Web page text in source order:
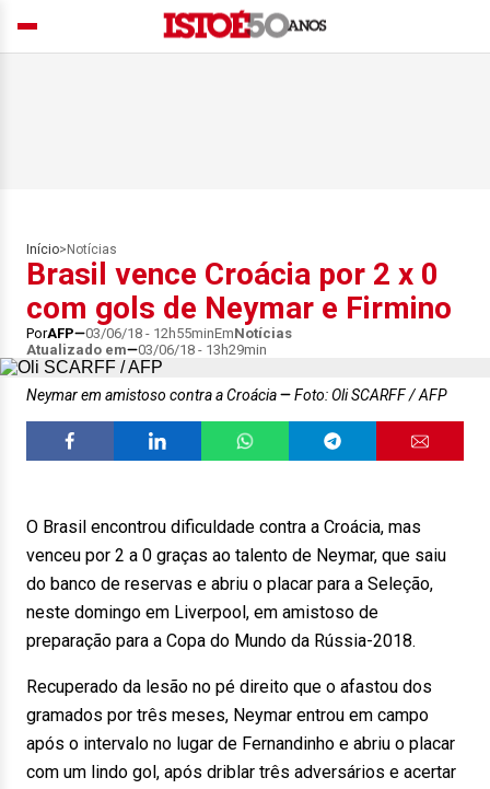
Início> Notícias
Brasil vence Croácia por 2 x 0
com gols de Neymar e Firmino
PorAFP 03/06/18 - 12h55minEmNotícias
Atualizado em
03/06/18 - 13h29min
Neymar em amistoso contra a Croácia Foto: Oli SCARFF / AFP
O Brasil encontrou dificuldade contra a Croácia, mas
venceu por 2 a 0 graças ao talento de Neymar, que saiu
do banco de reservas e abriu o placar para a Seleção,
neste domingo em Liverpool, em amistoso de
preparação para a Copa do Mundo da Rússia-2018.
Recuperado da lesão no pé direito que o afastou dos
gramados por três meses, Neymar entrou em campo
após o intervalo no lugar de Fernandinho e abriu o placar
com um lindo gol, após driblar três adversários e acertar